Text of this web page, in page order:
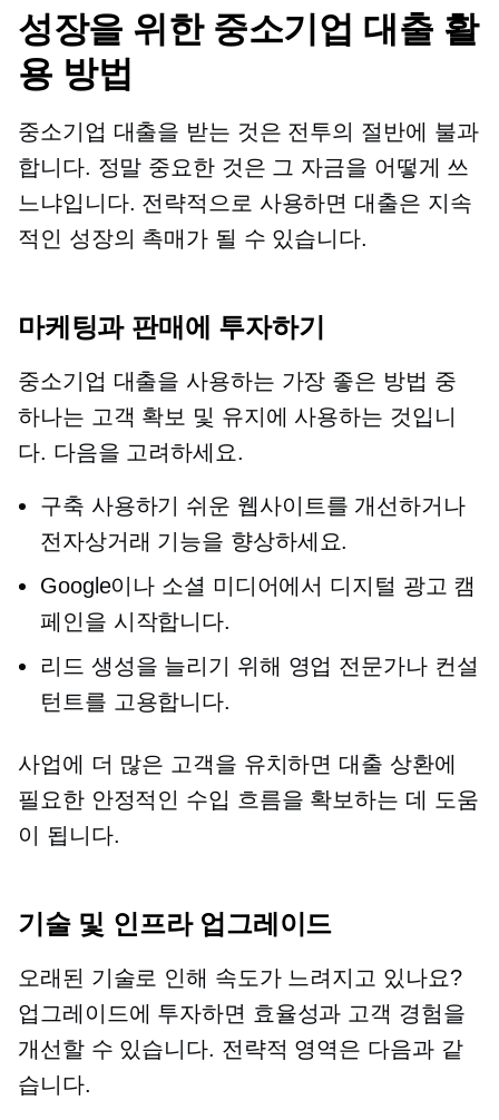
성장을 위한 중소기업 대출 활
용 방법
중소기업 대출을 받는 것은 전투의 절반에 불과
합니다. 정말 중요한 것은 그 자금을 어떻게 쓰
느냐입니다. 전략적으로 사용하면 대출은 지속
적인 성장의 촉매가 될 수 있습니다.
마케팅과 판매에 투자하기
중소기업 대출을 사용하는 가장 좋은 방법 중
하나는 고객 확보 및 유지에 사용하는 것입니
다. 다음을 고려하세요.
구축 사용하기 쉬운 웹사이트를 개선하거나
전자상거래 기능을 향상하세요.
Google이나 소셜 미디어에서 디지털 광고 캠
페인을 시작합니다.
리드 생성을 늘리기 위해 영업 전문가나 컨설
턴트를 고용합니다.
사업에 더 많은 고객을 유치하면 대출 상환에
필요한 안정적인 수입 흐름을 확보하는 데 도움
이 됩니다.
기술 및 인프라 업그레이드
오래된 기술로 인해 속도가 느려지고 있나요?
업그레이드에 투자하면 효율성과 고객 경험을
개선할 수 있습니다. 전략적 영역은 다음과 같
습니다.